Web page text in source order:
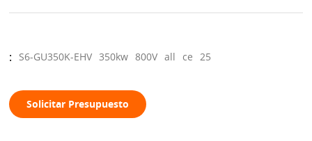
: S6-GU350K-EHV 350kw 800V all ce 25
Solicitar Presupuesto